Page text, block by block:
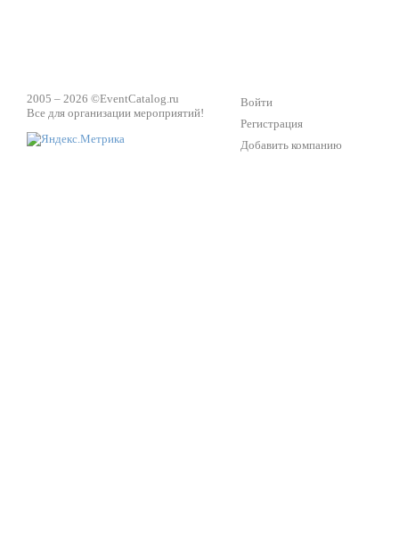
2005 – 2026 ©EventCatalog.ru
Все для организации мероприятий!
Войти
Регистрация
Добавить компанию